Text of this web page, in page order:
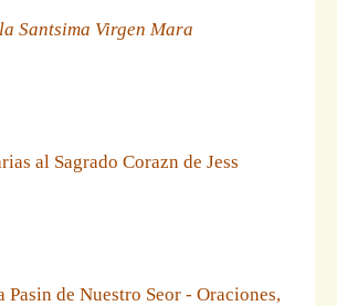
Santsima Virgen Mara
al Sagrado Corazn de Jess
Pasin de Nuestro Seor - Oraciones,